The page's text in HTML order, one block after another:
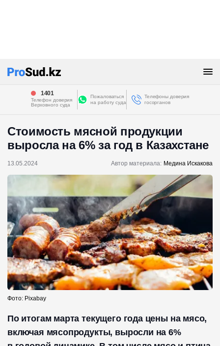
1401
Телефон доверия
Верховного суда
Пожаловаться
на работу суда
Телефоны доверия
госорганов
Стоимость мясной продукции
выросла на 6% за год в Казахстане
13.05.2024 Автор материала: Медина Искакова
Фото: Pixabay
По итогам марта текущего года цены на мясо,
включая мясопродукты, выросли на 6%